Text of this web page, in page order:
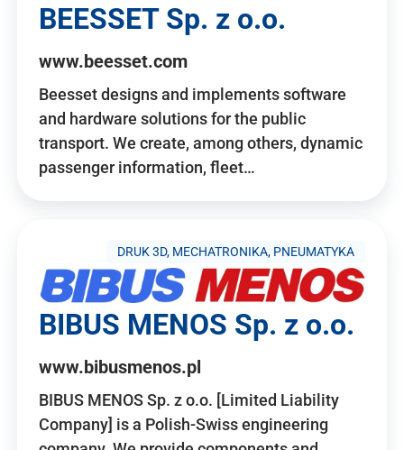
BEESSET Sp. z o.o.
www.beesset.com
Beesset designs and implements software
and hardware solutions for the public
transport. We create, among others, dynamic
passenger information, fleet…
DRUK 3D, MECHATRONIKA, PNEUMATYKA
BIBUS MENOS Sp. z o.o.
www.bibusmenos.pl
BIBUS MENOS Sp. z o.o. [Limited Liability
Company] is a Polish-Swiss engineering